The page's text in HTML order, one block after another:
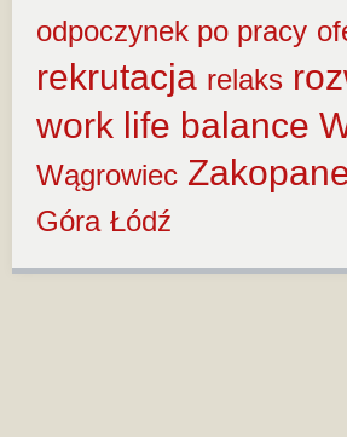
odpoczynek po pracy
rekrutacja relaks
work life balance
Wągrowiec
Góra Łódź